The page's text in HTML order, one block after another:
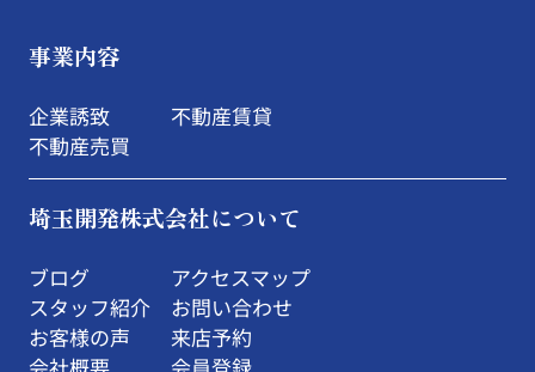
事業内容
企業誘致
不動産売買
不動産賃貸
埼玉開発株式会社について
ブログ
スタッフ紹介
お客様の声
アクセスマップ
お問い合わせ
来店予約